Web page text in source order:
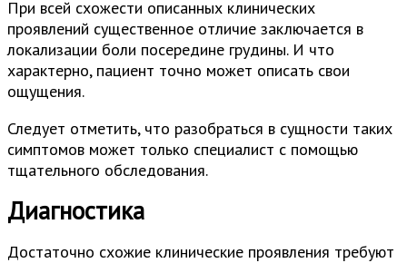
При всей схожести описанных клинических
проявлений существенное отличие заключается в
локализации боли посередине грудины. И что
характерно, пациент точно может описать свои
ощущения.
Следует отметить, что разобраться в сущности таких
симптомов может только специалист с помощью
тщательного обследования.
Диагностика
Достаточно схожие клинические проявления требуют